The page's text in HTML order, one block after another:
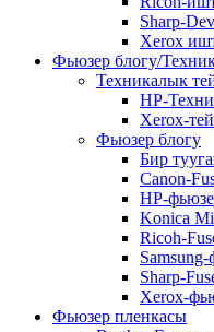
Sharp-
Xerox
Фьюзер блогу/
Техникалык
HP-
Xerox-
Фьюзер блогу
Бир
Canon-
HP-
Konica
Ricoh-
Sharp-
Xerox-
Фьюзер пленкасы